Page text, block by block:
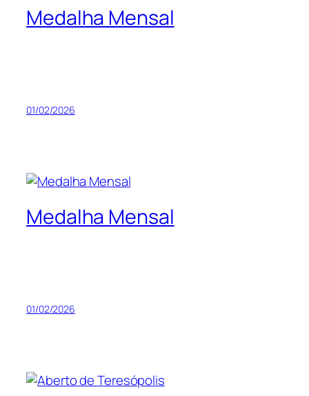
Medalha Mensal
01/02/2026
Medalha Mensal
01/02/2026